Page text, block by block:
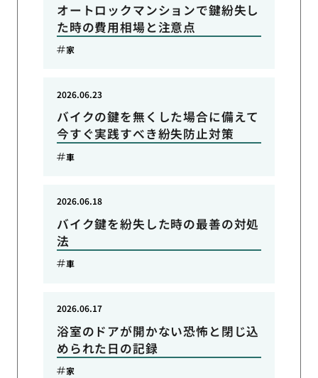
オートロックマンションで鍵紛失し
た時の費用相場と注意点
家
バイクの鍵を無くした場合に備えて
今すぐ実践すべき紛失防止対策
2026.06.23
車
バイク鍵を紛失した時の最善の対処
法
2026.06.18
車
浴室のドアが開かない恐怖と閉じ込
められた日の記録
2026.06.17
家